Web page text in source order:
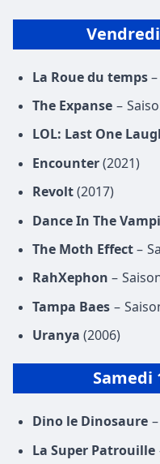
La Roue du temps
The Expanse –
LOL: Last One
Encounter (2021)
Revolt (2017)
Dance In The
The Moth Effect –
RahXephon –
Tampa Baes –
Uranya (2006)
Samedi
Dino le Dinosaure
La Super Patrouille